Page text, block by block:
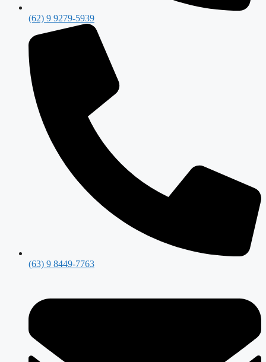
(62) 9 9279-5939
(63) 9 8449-7763